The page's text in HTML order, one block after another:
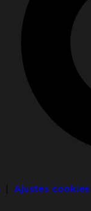
|Ajustes cookies